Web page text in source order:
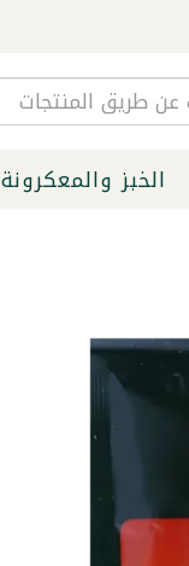
الخبز والمعكرونة